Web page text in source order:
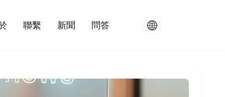
聯繫 新聞 問答